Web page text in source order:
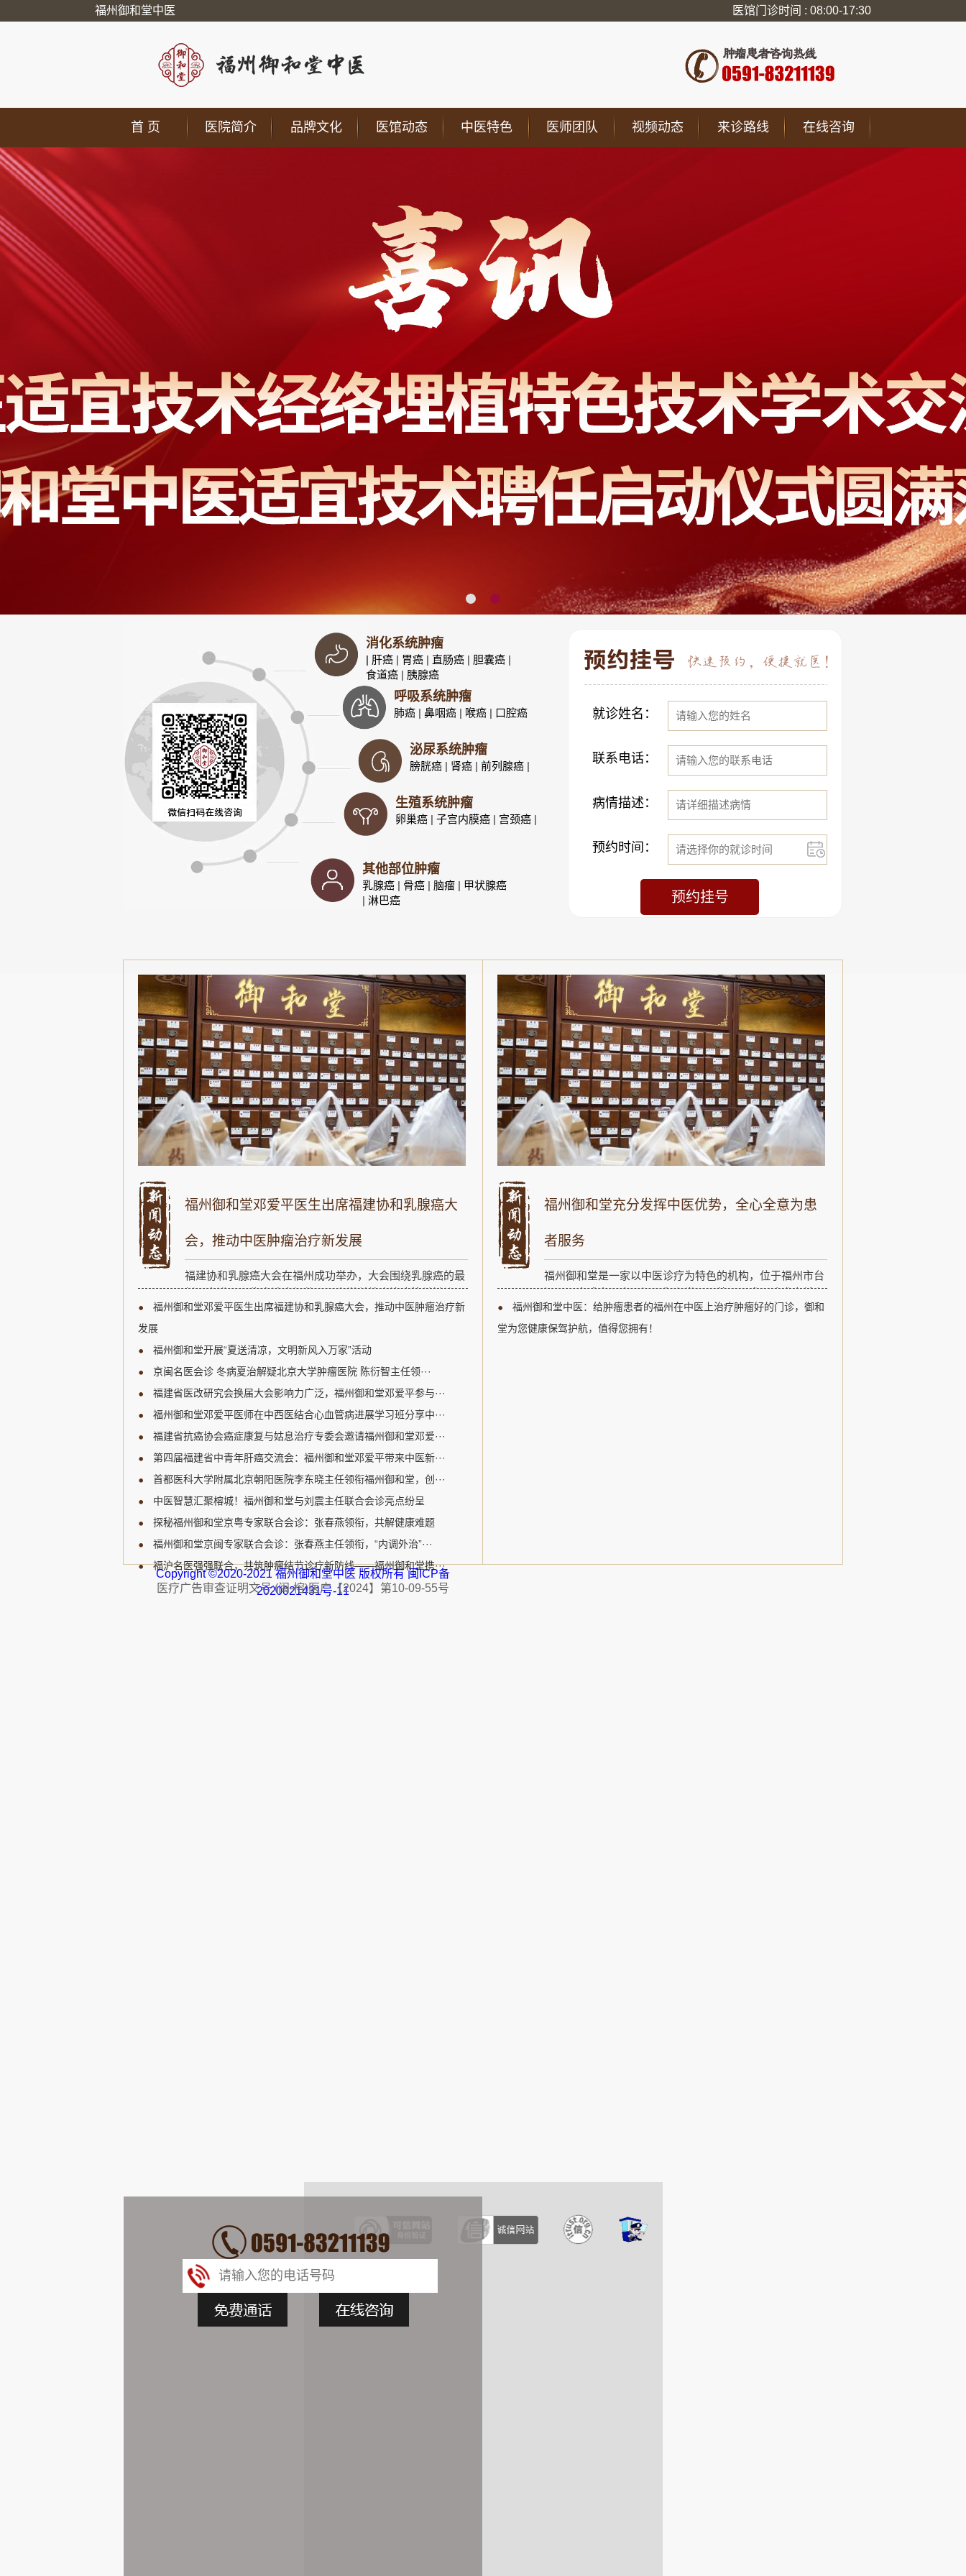
福州御和堂中医 医馆门诊时间 : 08:00-17:30
在线咨询
来诊路线
视频动态
医师团队
中医特色
医馆动态
品牌文化
医院简介
首 页
消化系统肿瘤
| 肝癌 | 胃癌 | 直肠癌 | 胆囊癌 |
食道癌 | 胰腺癌
呼吸系统肿瘤
肺癌 | 鼻咽癌 | 喉癌 | 口腔癌
泌尿系统肿瘤
膀胱癌 | 肾癌 | 前列腺癌 |
生殖系统肿瘤
卵巢癌 | 子宫内膜癌 | 宫颈癌 |
其他部位肿瘤
乳腺癌 | 骨癌 | 脑瘤 | 甲状腺癌
| 淋巴癌
就诊姓名：
联系电话：
病情描述：
预约时间：
福州御和堂邓爱平医生出席福建协和乳腺癌大
会，推动中医肿瘤治疗新发展
福建协和乳腺癌大会在福州成功举办，大会围绕乳腺癌的最
新研究进展、临床诊疗规范以及多学科综合治疗等关键议题
展开深入讨论，为福建省乳腺癌诊疗领域的专业人士提供了
肿瘤领域的知名专家，受邀参加了此次盛会。在会议期间，
福州御和堂邓爱平医生出席福建协和乳腺癌大会，推动中医肿瘤治疗新
发展
福州御和堂开展“夏送清凉，文明新风入万家”活动
京闽名医会诊 冬病夏治解疑北京大学肿瘤医院 陈衍智主任领···
福建省医改研究会换届大会影响力广泛，福州御和堂邓爱平参与···
福州御和堂邓爱平医师在中西医结合心血管病进展学习班分享中···
福建省抗癌协会癌症康复与姑息治疗专委会邀请福州御和堂邓爱···
第四届福建省中青年肝癌交流会：福州御和堂邓爱平带来中医新···
首都医科大学附属北京朝阳医院李东晓主任领衔福州御和堂，创···
中医智慧汇聚榕城！福州御和堂与刘震主任联合会诊亮点纷呈
探秘福州御和堂京粤专家联合会诊：张春燕领衔，共解健康难题
福州御和堂京闽专家联合会诊：张春燕主任领衔，“内调外治”···
福沪名医强强联合，共筑肿瘤结节诊疗新防线——福州御和堂携···
福州御和堂充分发挥中医优势，全心全意为患
者服务
福州御和堂是一家以中医诊疗为特色的机构，位于福州市台
江区。自成立以来，福州御和堂以医德、医术、追求卓越和
关爱生命为核心价值观，以治疗肿瘤疾病、常见病和疑难杂
病为特色。该机构采用中医特色诊疗形式，发扬了名老中医
福州御和堂中医：给肿瘤患者的福州在中医上治疗肿瘤好的门诊，御和
堂为您健康保驾护航，值得您拥有！
Copyright ©2020-2021 福州御和堂中医 版权所有闽ICP备
2020021431号-11
医疗广告审查证明文号:(闽-榕)医广【2024】第10-09-55号